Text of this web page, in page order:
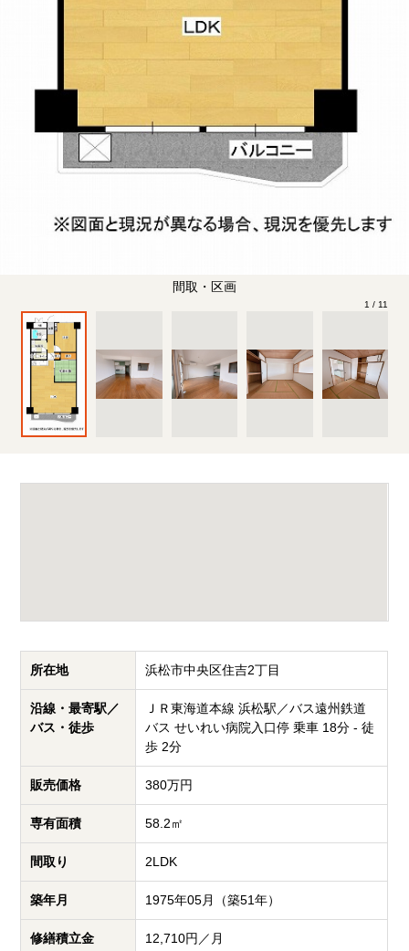
間取・区画
1 /11
所在地 浜松市中央区住吉2丁目
沿線・最寄駅／
バス・徒歩
ＪＲ東海道本線 浜松駅／バス遠州鉄道
バス せいれい病院入口停 乗車 18分 - 徒
歩 2分
販売価格 380万円
専有面積 58.2㎡
間取り 2LDK
築年月 1975年05月（築51年）
修繕積立金 12,710円／月